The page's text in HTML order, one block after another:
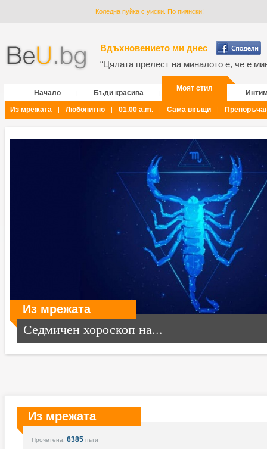
Коледна пуйка с уиски. По пиянски!
Вдъхновението ми днес
“Цялата прелест на миналото е, че е
Начало | Бъди красива |
Моят стил
|
Из мрежата
| Любопитно | 01.00 a.m. | Сама вкъщи |
Из мрежата
Седмичен хороскоп на...
Из мрежата
Прочетена: 6385 пъти